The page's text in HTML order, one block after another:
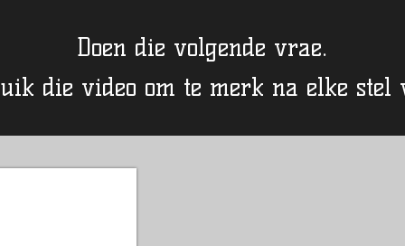
Doen die volgende vrae.
die video om te merk na elke stel